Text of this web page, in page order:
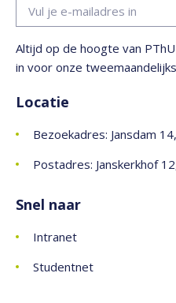
Altijd op de hoogte van
in voor onze
Locatie
Bezoekadres: Jansdam
Postadres: Janskerkhof
Snel naar
Intranet
Studentnet